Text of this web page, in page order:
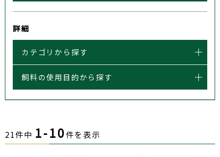
詳細
カテゴリから探す
飼料の使用目的から探す
21件中 1-10件を表示